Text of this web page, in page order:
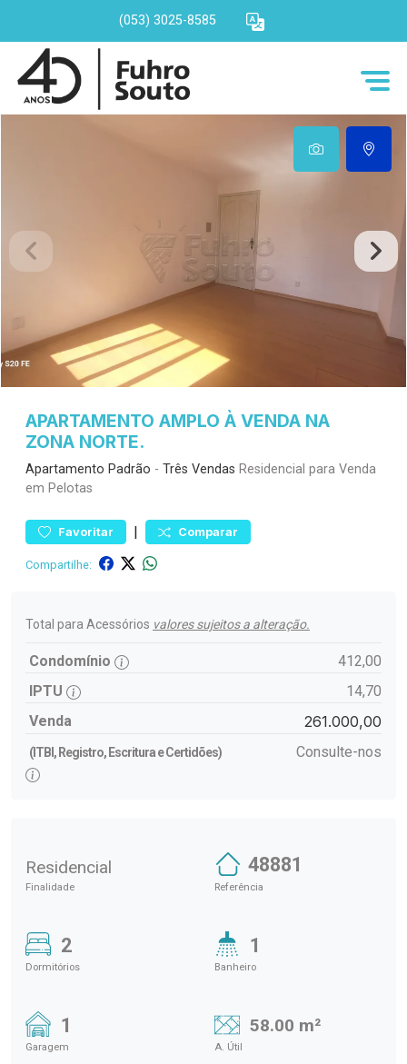
(053) 3025-8585
APARTAMENTO AMPLO À VENDA NA
ZONA NORTE.
Apartamento Padrão - Três Vendas Residencial para Venda
em Pelotas
Favoritar | Comparar
Compartilhe:
Total para Acessórios valores sujeitos a alteração.
Condomínio
412,00
IPTU
14,70
Venda
261.000,00
(ITBI, Registro, Escritura e Certidões) Consulte-nos
Residencial
Finalidade
48881
Referência
2
Dormitórios
1
Banheiro
1
Garagem
58.00 m²
A. Útil